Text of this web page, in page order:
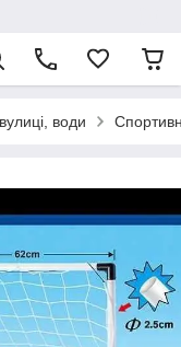
води